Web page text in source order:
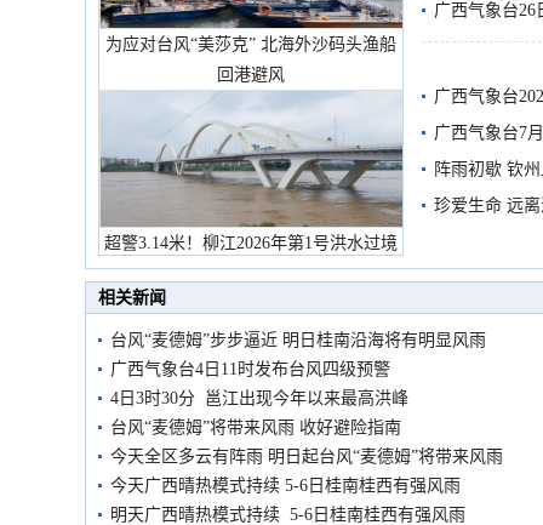
为应对台风“美莎克” 北海外沙码头渔船
回港避风
超警3.14米！柳江2026年第1号洪水过境
市民在堤岸见证汛况
有较强降雨
广西气象台26
广西气象台
预警
广西气象台7
阵雨初歇 钦
珍爱生命 远
相关新闻
台风“麦德姆”步步逼近 明日桂南沿海将有明显风雨
广西气象台4日11时发布台风四级预警
4日3时30分 邕江出现今年以来最高洪峰
台风“麦德姆”将带来风雨 收好避险指南
今天全区多云有阵雨 明日起台风“麦德姆”将带来风雨
今天广西晴热模式持续 5-6日桂南桂西有强风雨
明天广西晴热模式持续 5-6日桂南桂西有强风雨